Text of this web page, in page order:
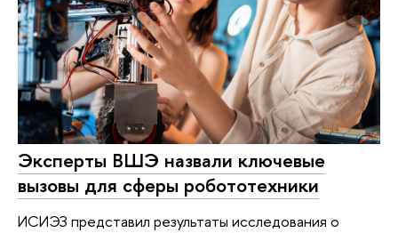
Эксперты ВШЭ назвали ключевые
вызовы для сферы робототехники
ИСИЭЗ представил результаты исследования о